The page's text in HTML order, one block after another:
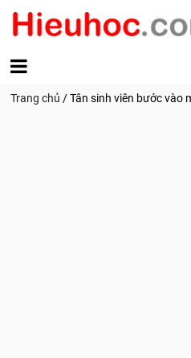
Trang chủ /Tân sinh viên bước vào